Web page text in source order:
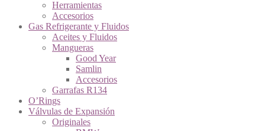
Herramientas
Accesorios
Gas Refrigerante y Fluidos
Aceites y Fluidos
Mangueras
Good Year
Samlin
Accesorios
Garrafas R134
O’Rings
Válvulas de Expansión
Originales